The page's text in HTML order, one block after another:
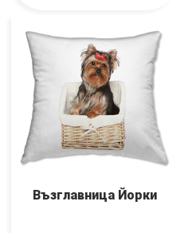
Възглавница Йорки